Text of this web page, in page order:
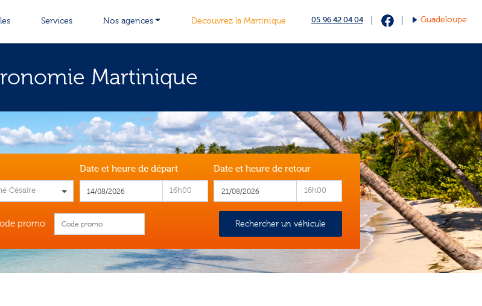
Services Nos agences Découvrez la Martinique 05 96 42 04 04 Guadeloupe
Martinique
Césaire
Date et heure de départ
16h00
Date et heure de retour
16h00
promo Rechercher un véhicule